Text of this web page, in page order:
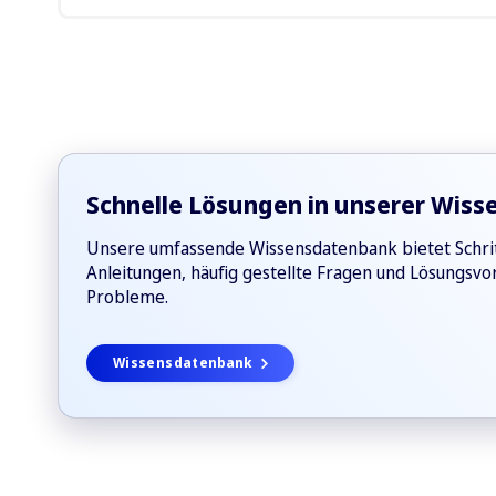
Schnelle Lösungen in unserer
Unsere umfassende Wissensdatenbank bietet
Anleitungen, häufig gestellte Fragen und
Probleme.
Wissensdatenbank